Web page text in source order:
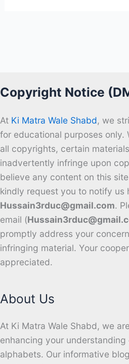
Copyright Notice
At Ki Matra Wale Shabd, we
for educational purposes only.
all copyrights, certain
inadvertently infringe upon
believe any content on this
kindly request you to notify us
Hussain3rduc@gmail.com.
email (
promptly address your
infringing material. Your
appreciated.
About Us
At Ki Matra Wale Shabd, we
enhancing your
alphabets. Our informative